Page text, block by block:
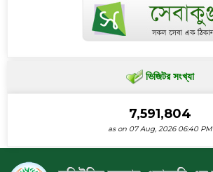
ভিজিটর সংখ্যা
7,591,804
as on 07 Aug, 2026 06:40 PM